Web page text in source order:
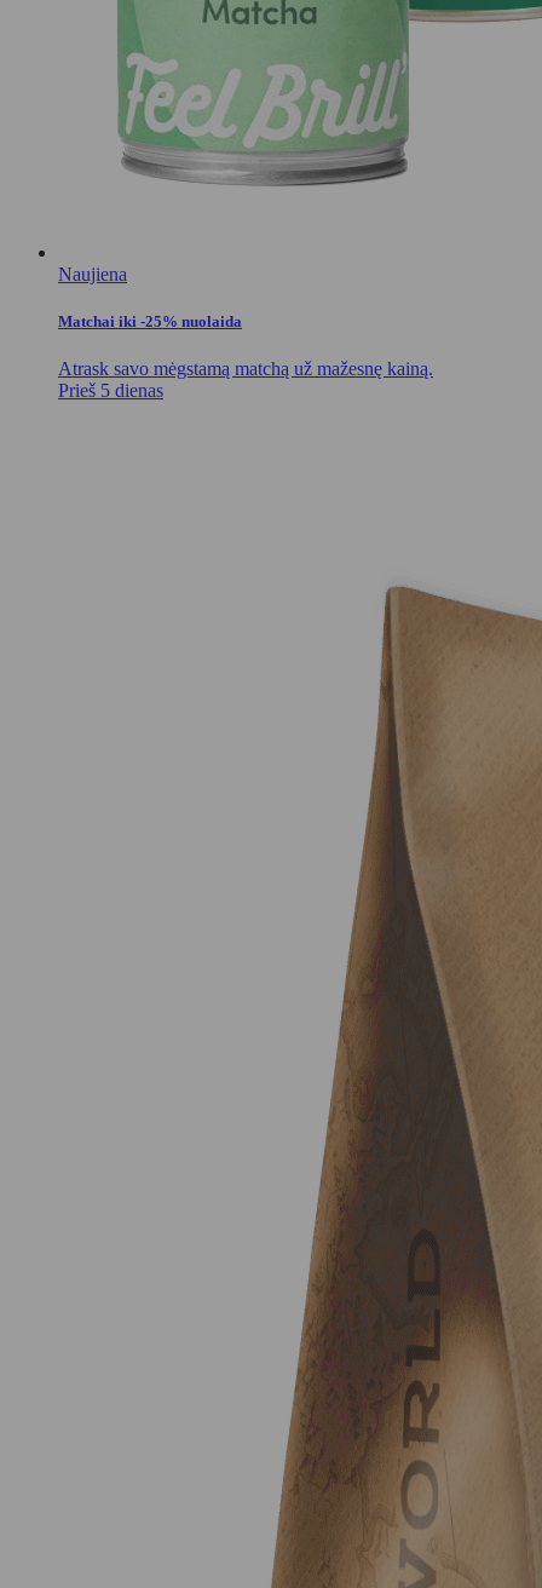
Naujiena
Matchai iki -25% nuolaida
Atrask savo mėgstamą matchą už mažesnę kainą.
Prieš 5 dienas